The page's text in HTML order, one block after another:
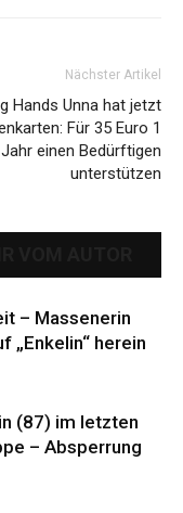
Nächster Artikel
Hands Unna hat jetzt
Für 35 Euro 1
Jahr einen Bedürftigen
unterstützen
– Massenerin
„Enkelin“ herein
(87) im letzten
– Absperrung